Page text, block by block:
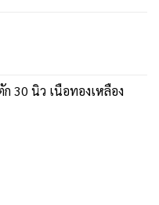
30 นิ้ว เนื้อทองเหลือง